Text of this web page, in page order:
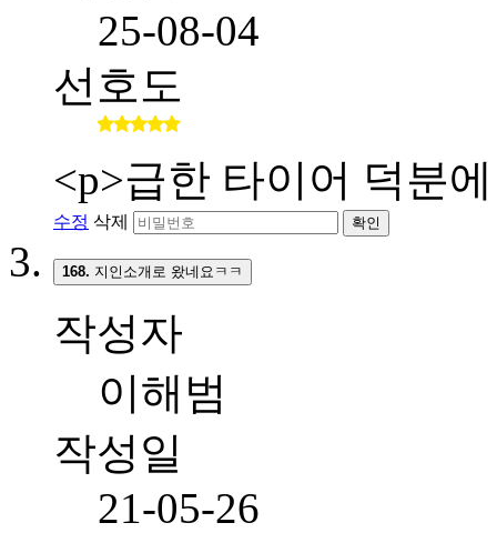
25-08-04
선호도
<p>급한 타이어 덕분
수정 삭제 확인
168. 지인소개로 왔네요ㅋㅋ
작성자
이해범
작성일
21-05-26